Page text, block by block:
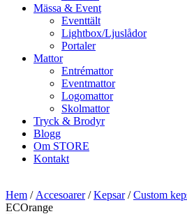
Mässa & Event
Eventtält
Lightbox/Ljuslådor
Portaler
Mattor
Entrémattor
Eventmattor
Logomattor
Skolmattor
Tryck & Brodyr
Blogg
Om STORE
Kontakt
Hem / Accesoarer/Kepsar/Custom
ECOrange